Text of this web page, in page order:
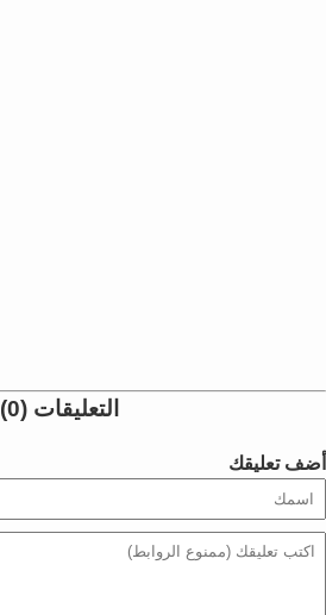
التعليقات (0)
أضف تعليقك